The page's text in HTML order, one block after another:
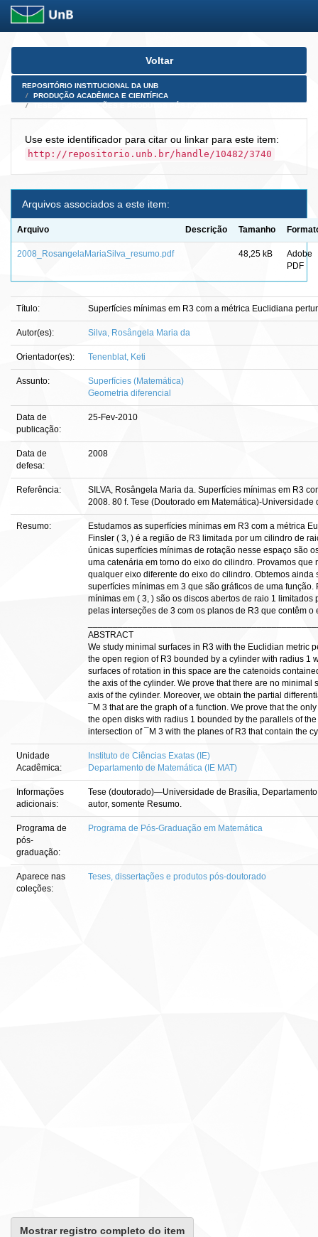
Skip
Voltar
REPOSITÓRIO INSTITUCIONAL DA UNB
PRODUÇÃO ACADÊMICA E CIENTÍFICA
Use este identificador para citar ou linkar para este item:
http://repositorio.unb.br/handle/10482/3740
Arquivos associados a este item:
Arquivo Descrição Tamanho
2008_RosangelaMariaSilva_resumo.pdf 48,25 kB
Adobe
PDF
Título: Superfícies mínimas em R3 com a métrica Euclidiana
Autor(es): Silva, Rosângela Maria da
Orientador(es): Tenenblat, Keti
Assunto:
Superfícies (Matemática)
Geometria diferencial
Data de
publicação:
25-Fev-2010
Data de
defesa:
2008
Referência:
SILVA, Rosângela Maria da. Superfícies mínimas em R3
2008. 80 f. Tese (Doutorado em Matemática)-
Resumo:
Estudamos as superfícies mínimas em R3 com a métrica
Finsler ( 3, ) é a região de R3 limitada por um cilindro de
únicas superfícies mínimas de rotação nesse espaço são
uma catenária em torno do eixo do cilindro. Provamos
qualquer eixo diferente do eixo do cilindro. Obtemos
superfícies mínimas em 3 que são gráficos de uma
mínimas em ( 3, ) são os discos abertos de raio 1
pelas interseções de 3 com os planos de R3 que contêm o
ABSTRACT
We study minimal surfaces in R3 with the Euclidian metric
the open region of R3 bounded by a cylinder with radius 1
surfaces of rotation in this space are the catenoids
the axis of the cylinder. We prove that there are no
axis of the cylinder. Moreover, we obtain the partial
¯M 3 that are the graph of a function. We prove that the
the open disks with radius 1 bounded by the parallels of
intersection of ¯M 3 with the planes of R3 that contain the
Unidade
Acadêmica:
Instituto de Ciências Exatas (IE)
Departamento de Matemática (IE MAT)
Informações
adicionais:
Tese (doutorado)—Universidade de Brasília,
autor, somente Resumo.
Programa de
pós-
graduação:
Programa de Pós-Graduação em Matemática
Aparece nas
coleções:
Teses, dissertações e produtos pós-doutorado
Mostrar registro completo do item